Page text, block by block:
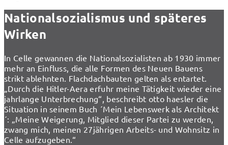
Nationalsozialismus und späteres
Wirken
In Celle gewannen die Nationalsozialisten ab 1930 immer
mehr an Einfluss, die alle Formen des Neuen Bauens
strikt ablehnten. Flachdachbauten gelten als entartet.
„Durch die Hitler-Aera erfuhr meine Tätigkeit wieder eine
jahrlange Unterbrechung“, beschreibt otto haesler die
Situation in seinem Buch ´Mein Lebenswerk als Architekt
´: „Meine Weigerung, Mitglied dieser Partei zu werden,
zwang mich, meinen 27jährigen Arbeits- und Wohnsitz in
Celle aufzugeben.“